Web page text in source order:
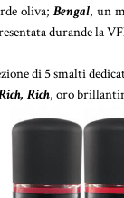
oliva; Bengal, un
durande la
di 5 smalti
Rich, oro